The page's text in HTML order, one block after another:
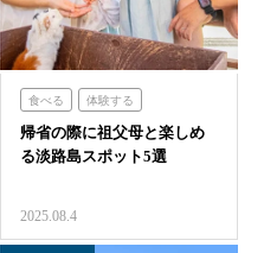
食べる 体験する
ハローキティスマイル
ハローキティショーボックス
帰省の際に祖父母と楽しめ
る淡路島スポット5選
2025.08.4